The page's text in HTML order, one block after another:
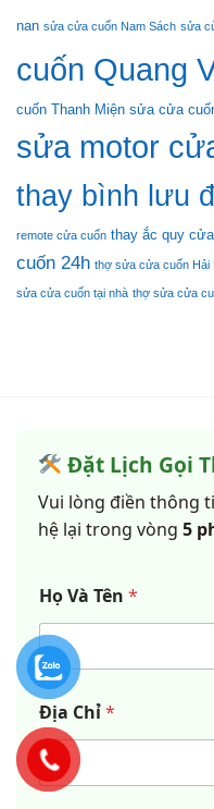
nan sửa cửa cuốn Nam Sách sửa
cuốn Quang
cuốn Thanh Miện sửa cửa
sửa motor
thay bình lưu
remote cửa cuốn thay ắc quy
cuốn 24h thợ sửa cửa cuốn Hải
sửa cửa cuốn tại nhà thợ sửa cửa
Đặt Lịch Gọi
Vui lòng điền thông
hệ lại trong vòng 5
Họ Và Tên *
Địa Chỉ*